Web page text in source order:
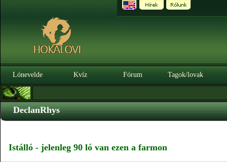
Lónevelde Kvíz Fórum Tagok/lovak
DeclanRhys
Istálló - jelenleg 90 ló van ezen a farmon